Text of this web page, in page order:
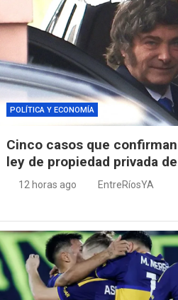
POLÍTICA Y ECONOMÍA
Cinco casos que
ley de propiedad privada
12 horas ago EntreRíosYA